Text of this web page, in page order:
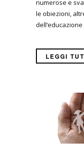
numerose e
le obiezioni,
LEGGI